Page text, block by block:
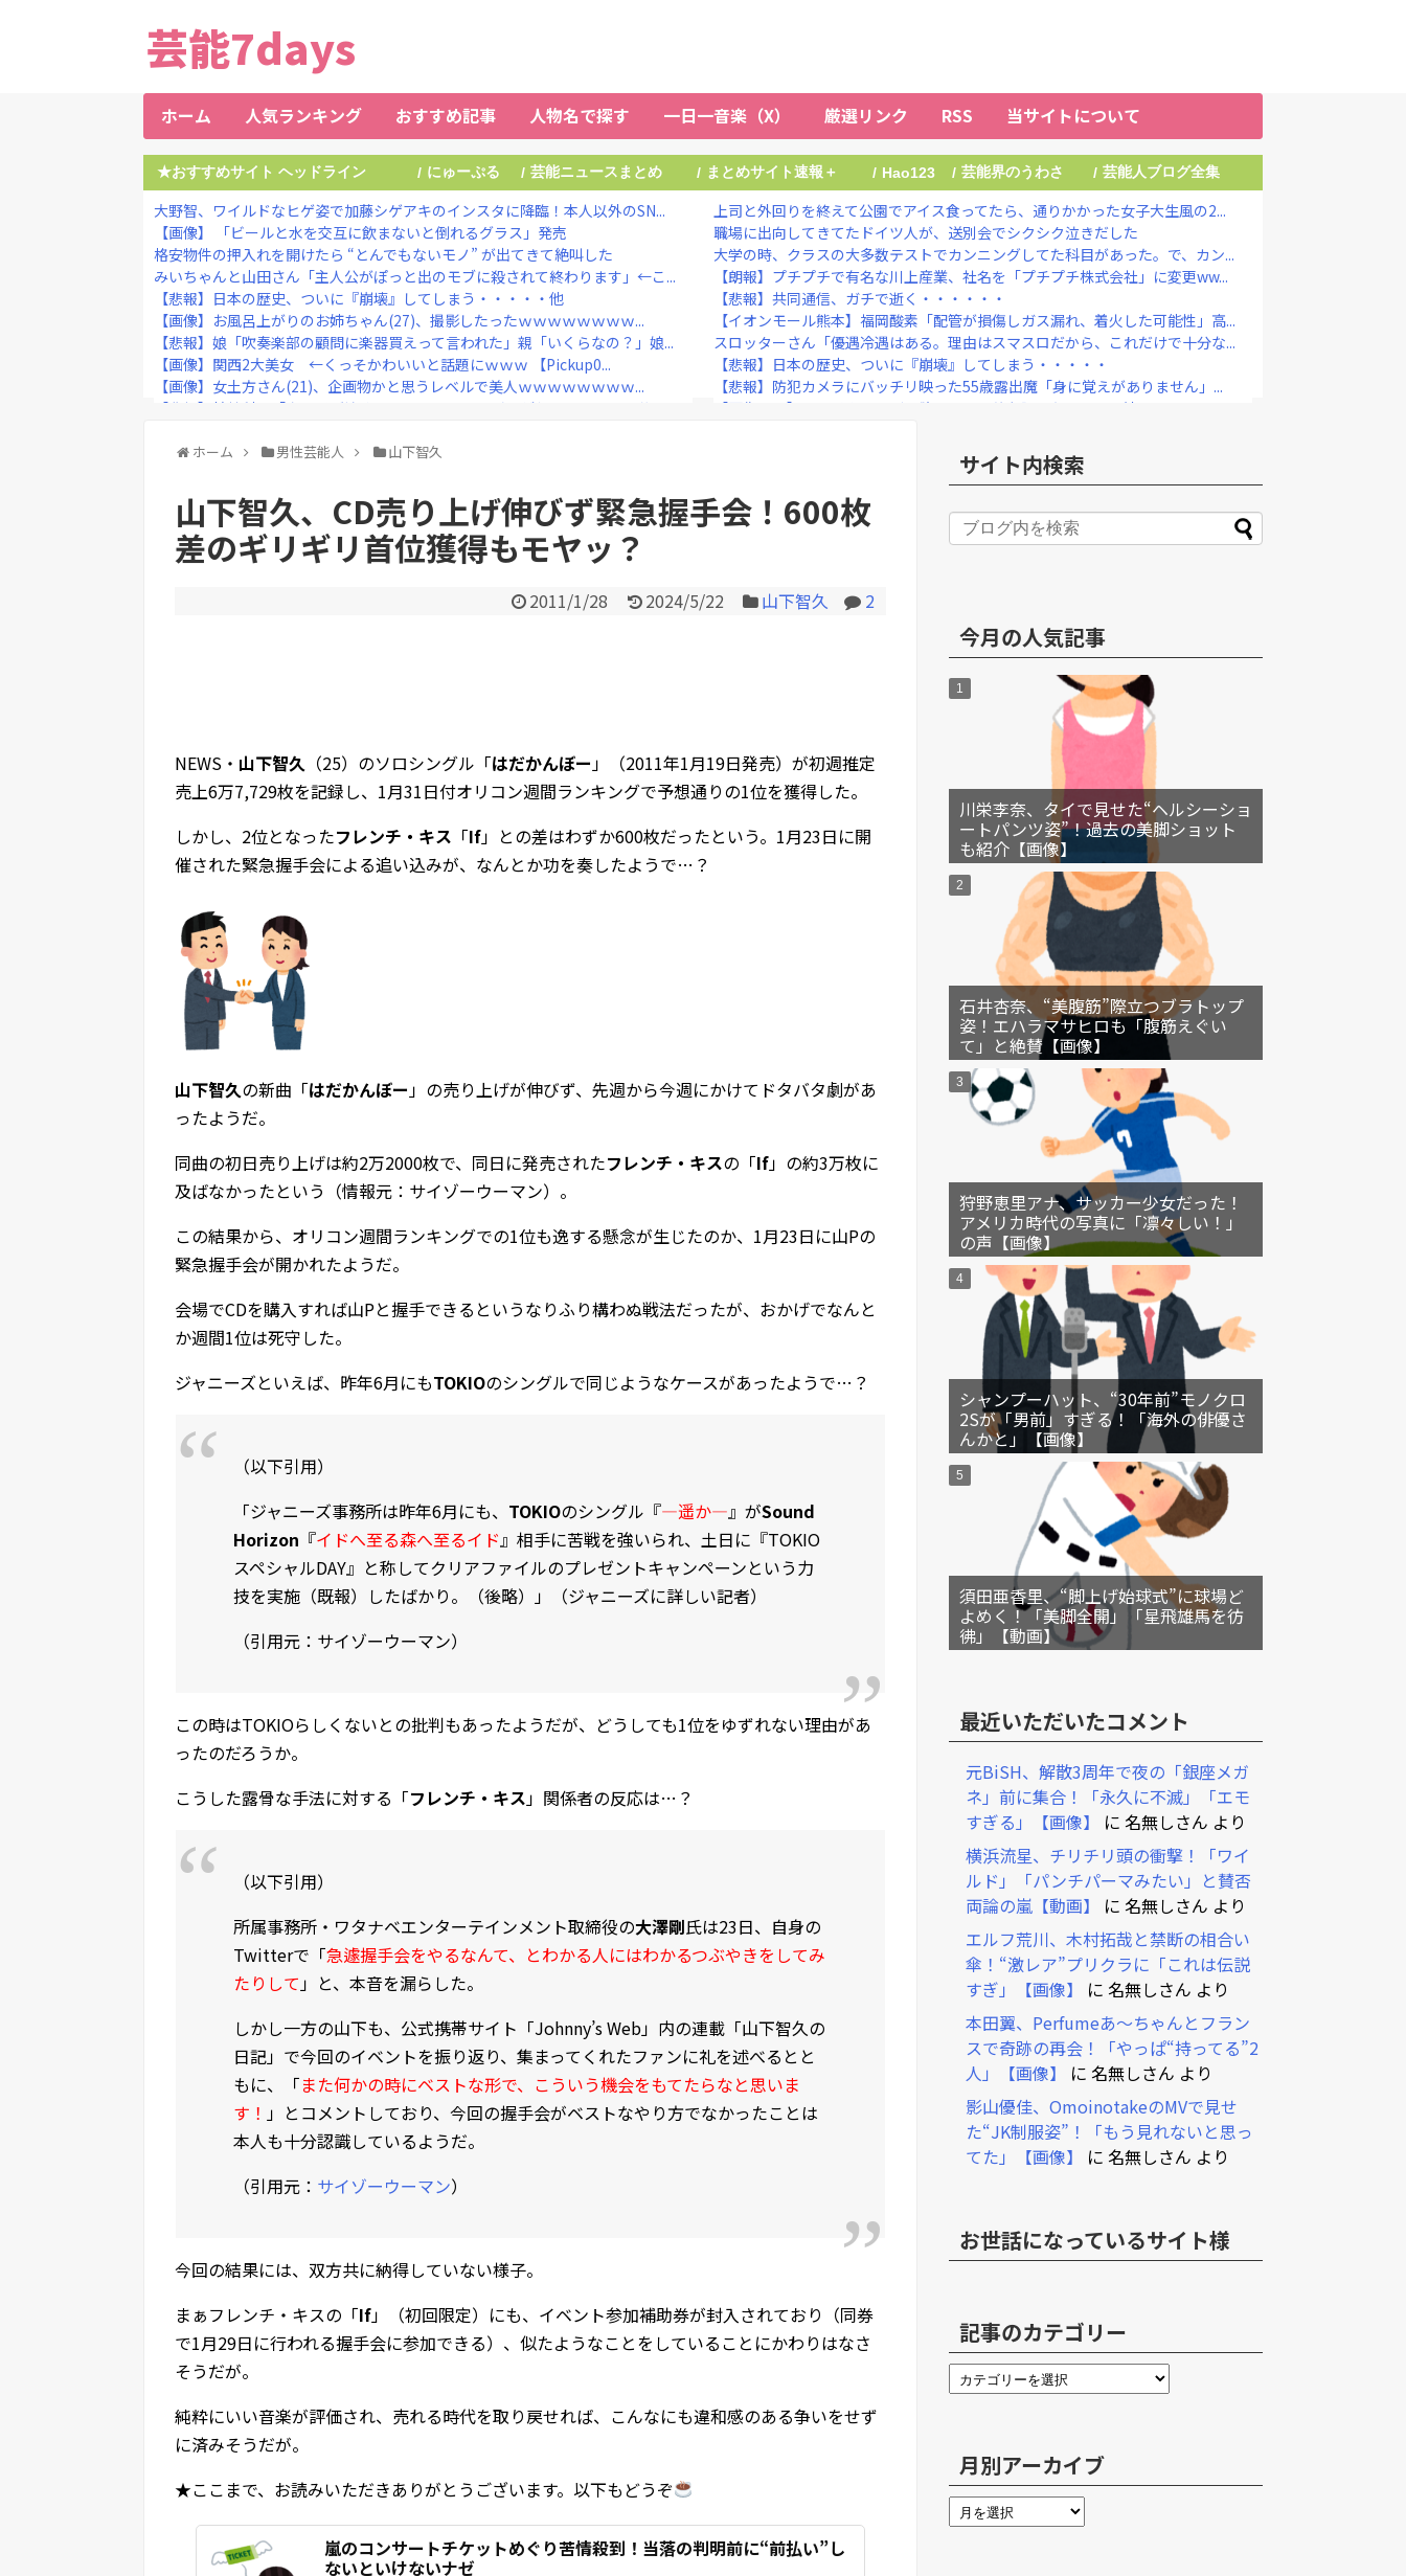
芸能7days
ホーム 人気ランキング おすすめ記事 人物名で探す 一日一音楽（X） 厳選リンク RSS 当サイトについて
★おすすめサイト ヘッドライン / にゅーぷる / 芸能ニュースまとめ / まとめサイト速報＋ / Hao123 / 芸能界のうわさ / 芸能人ブログ全集
大野智、ワイルドなヒゲ姿で加藤シゲアキのインスタに降臨！本人以外のSN...
【画像】 「ビールと水を交互に飲まないと倒れるグラス」発売
格安物件の押入れを開けたら “とんでもないモノ” が出てきて絶叫した
みいちゃんと山田さん「主人公がぽっと出のモブに殺されて終わります」←こ...
【悲報】日本の歴史、ついに『崩壊』してしまう・・・・・他
【画像】お風呂上がりのお姉ちゃん(27)、撮影したったｗｗｗｗｗｗｗｗ...
【悲報】娘「吹奏楽部の顧問に楽器買えって言われた」親「いくらなの？」娘...
【画像】関西2大美女 ←くっそかわいいと話題にｗｗｗ 【Pickup0...
【画像】女土方さん(21)、企画物かと思うレベルで美人ｗｗｗｗｗｗｗｗ...
【悲報】精神科医「女の子が泣くのは、ムカつきすぎてどうしていいのか分か...
Powered by livedoor 相互RSS
上司と外回りを終えて公園でアイス食ってたら、通りかかった女子大生風の2...
職場に出向してきてたドイツ人が、送別会でシクシク泣きだした
大学の時、クラスの大多数テストでカンニングしてた科目があった。で、カン...
【朗報】プチプチで有名な川上産業、社名を「プチプチ株式会社」に変更ww...
【悲報】共同通信、ガチで逝く・・・・・・
【イオンモール熊本】福岡酸素「配管が損傷しガス漏れ、着火した可能性」高...
スロッターさん「優遇冷遇はある。理由はスマスロだから、これだけで十分な...
【悲報】日本の歴史、ついに『崩壊』してしまう・・・・・
【悲報】防犯カメラにバッチリ映った55歳露出魔「身に覚えがありません」...
【画像あり】ランドクルーザー欲しいから値段調べたろ ← 結果・・・
大物ミュージシャンが投稿 「日本国憲法の3大原則を絶対に変えさせてはな...
ホーム 男性芸能人 山下智久
山下智久、CD売り上げ伸びず緊急握手会！600枚
差のギリギリ首位獲得もモヤッ？
2011/1/28 2024/5/22 山下智久 2
NEWS・ 山下智久 （25）のソロシングル「はだかんぼー 」（2011年1月19日発売）が初週推定
売上6万7,729枚を記録し、1月31日付オリコン週間ランキングで予想通りの1位を獲得した。
しかし、2位となったフレンチ・キス 「If」との差はわずか600枚だったという。1月23日に開
催された緊急握手会による追い込みが、なんとか功を奏したようで…？
山下智久の新曲「はだかんぼー」の売り上げが伸びず、先週から今週にかけてドタバタ劇があ
ったようだ。
同曲の初日売り上げは約2万2000枚で、同日に発売されたフレンチ・キスの「If」の約3万枚に
及ばなかったという（情報元：サイゾーウーマン）。
この結果から、オリコン週間ランキングでの1位も逸する懸念が生じたのか、1月23日に山Pの
緊急握手会が開かれたようだ。
会場でCDを購入すれば山Pと握手できるというなりふり構わぬ戦法だったが、おかげでなんと
か週間1位は死守した。
ジャニーズといえば、昨年6月にもTOKIOのシングルで同じようなケースがあったようで…？
（以下引用）
「ジャニーズ事務所は昨年6月にも、 TOKIOのシングル『―遥か―』がSound
Horizon 『イドへ至る森へ至るイド』相手に苦戦を強いられ、土日に『TOKIO
スペシャルDAY』と称してクリアファイルのプレゼントキャンペーンという力
技を実施（既報）したばかり。（後略）」（ジャニーズに詳しい記者）
（引用元：サイゾーウーマン）
この時はTOKIOらしくないとの批判もあったようだが、どうしても1位をゆずれない理由があ
ったのだろうか。
こうした露骨な手法に対する「フレンチ・キス」関係者の反応は…？
（以下引用）
所属事務所・ワタナベエンターテインメント取締役の大澤剛氏は23日、自身の
Twitterで「急遽握手会をやるなんて、とわかる人にはわかるつぶやきをしてみ
たりして」と、本音を漏らした。
しかし一方の山下も、公式携帯サイト「Johnny’s Web」内の連載「山下智久の
日記」で今回のイベントを振り返り、集まってくれたファンに礼を述べるとと
もに、「また何かの時にベストな形で、こういう機会をもてたらなと思いま
す！ 」とコメントしており、今回の握手会がベストなやり方でなかったことは
本人も十分認識しているようだ。
（引用元： サイゾーウーマン）
今回の結果には、双方共に納得していない様子。
まぁフレンチ・キスの「If」（初回限定）にも、イベント参加補助券が封入されており（同券
で1月29日に行われる握手会に参加できる）、似たようなことをしていることにかわりはなさ
そうだが。
純粋にいい音楽が評価され、売れる時代を取り戻せれば、こんなにも違和感のある争いをせず
に済みそうだが。
★ここまで、お読みいただきありがとうございます。以下もどうぞ
嵐のコンサートチケットめぐり苦情殺到！当落の判明前に“前払い”し
ないといけないナゼ
サイト内検索
今月の人気記事
川栄李奈、タイで見せた“ヘルシーショ
ートパンツ姿”！過去の美脚ショット
も紹介【画像】
石井杏奈、“美腹筋”際立つブラトップ
姿！エハラマサヒロも「腹筋えぐい
て」と絶賛【画像】
狩野恵里アナ、サッカー少女だった！
アメリカ時代の写真に「凛々しい！」
の声【画像】
シャンプーハット、“30年前”モノクロ
2Sが「男前」すぎる！「海外の俳優さ
んかと」【画像】
須田亜香里、“脚上げ始球式”に球場ど
よめく！「美脚全開」「星飛雄馬を彷
彿」【動画】
最近いただいたコメント
元BiSH、解散3周年で夜の「銀座メガ
ネ」前に集合！「永久に不滅」「エモ
すぎる」【画像】
に 名無しさん より
横浜流星、チリチリ頭の衝撃！「ワイ
ルド」「パンチパーマみたい」と賛否
両論の嵐【動画】
に 名無しさん より
エルフ荒川、木村拓哉と禁断の相合い
傘！“激レア”プリクラに「これは伝説
すぎ」【画像】
に 名無しさん より
本田翼、Perfumeあ～ちゃんとフラン
スで奇跡の再会！「やっぱ“持ってる”2
人」【画像】
に 名無しさん より
影山優佳、OmoinotakeのMVで見せ
た“JK制服姿”！「もう見れないと思っ
てた」【画像】
に 名無しさん より
お世話になっているサイト様
記事のカテゴリー
月別アーカイブ